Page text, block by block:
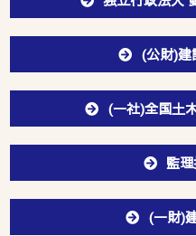
(公財)建
(一社)全国土
監
(一財)